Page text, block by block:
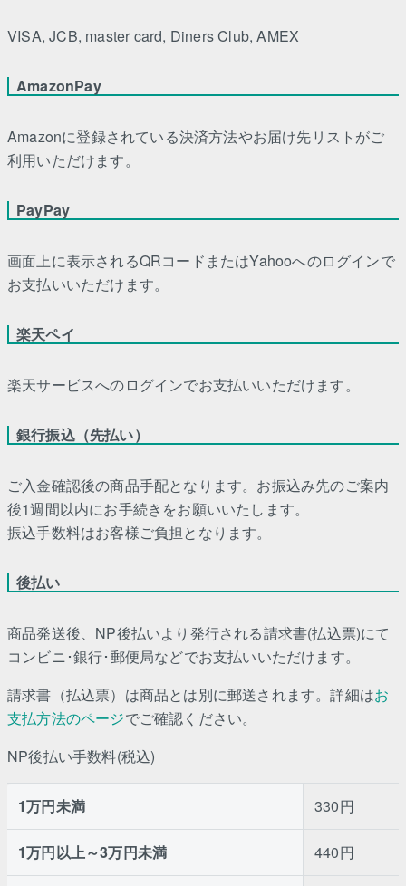
VISA, JCB, master card, Diners Club, AMEX
AmazonPay
Amazonに登録されている決済方法やお届け先リストがご
利用いただけます。
PayPay
画面上に表示されるQRコードまたはYahooへのログインで
お支払いいただけます。
楽天ペイ
楽天サービスへのログインでお支払いいただけます。
銀行振込（先払い）
ご入金確認後の商品手配となります。お振込み先のご案内
後1週間以内にお手続きをお願いいたします。
振込手数料はお客様ご負担となります。
後払い
商品発送後、NP後払いより発行される請求書(払込票)にて
コンビニ･銀行･郵便局などでお支払いいただけます。
請求書（払込票）は商品とは別に郵送されます。詳細はお
支払方法のページでご確認ください。
NP後払い手数料(税込)
1万円未満 330円
1万円以上～3万円未満 440円